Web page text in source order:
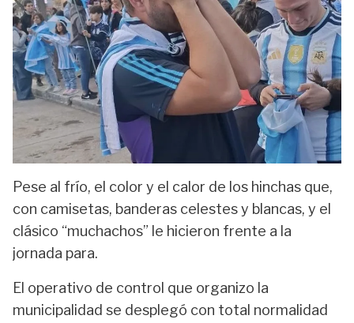
Pese al frío, el color y el calor de los hinchas que,
con camisetas, banderas celestes y blancas, y el
clásico “muchachos” le hicieron frente a la
jornada para.
El operativo de control que organizo la
municipalidad se desplegó con total normalidad